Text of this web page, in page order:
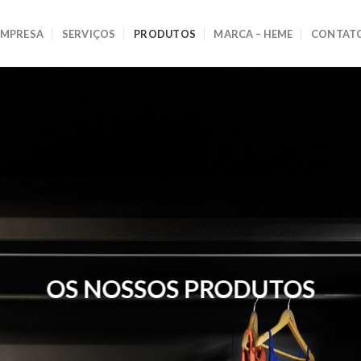
SERVIÇOS PRODUTOS MARCA – HEME
OS NOSSOS PRODUTOS